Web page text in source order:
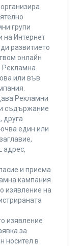
групи
на Интернет
развитието
онлайн
Рекламна
или във
Рекламни
съдържание
друга
един или
адрес,
и приема
кампания
изявление на
изявление
за
носител в